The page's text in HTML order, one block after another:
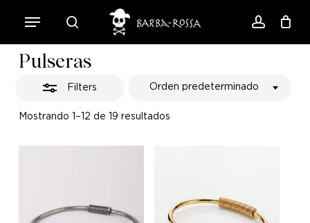
main
content
search account
Menu
Close
Pulseras
Filters
Mostrando 1–12 de 19 resultados
Orden predeterminado
Close
Filters